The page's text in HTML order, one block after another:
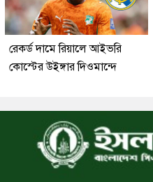
রেকর্ড দামে রিয়ালে আইভরি
কোস্টের উইঙ্গার দিওমান্দে